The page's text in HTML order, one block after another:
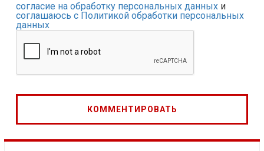
согласие на обработку персональных данных и
соглашаюсь с Политикой обработки персональных
данных